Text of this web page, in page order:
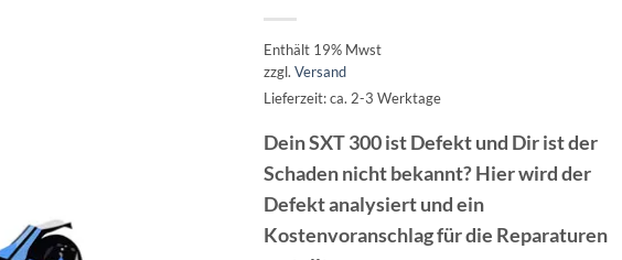
Enthält 19% Mwst
zzgl. Versand
Lieferzeit: ca. 2-3 Werktage
Dein SXT 300 ist Defekt und Dir ist der
Schaden nicht bekannt? Hier wird der
Defekt analysiert und ein
Kostenvoranschlag für die Reparaturen